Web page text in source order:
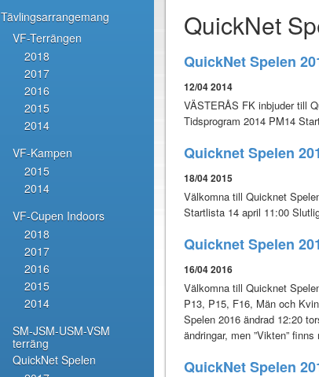
Tävlingsarrangemang
VF-Terrängen
2018
2017
2016
2015
2014
VF-Kampen
2015
2014
VF-Cupen Indoors
2018
2017
2016
2015
2014
SM-JSM-USM-VSM
terräng
QuickNet Spelen
QuickNet
QuickNet Spelen
12/04 2014
VÄSTERÅS FK inbjuder till
Tidsprogram 2014 PM14
Quicknet Spelen
18/04 2015
Välkomna till Quicknet
Startlista 14 april 11:00
Quicknet Spelen
16/04 2016
Välkomna till Quicknet
P13, P15, F16, Män och
Spelen 2016 ändrad 12:20
ändringar, men ”Vikten”
QuickNet Spelen